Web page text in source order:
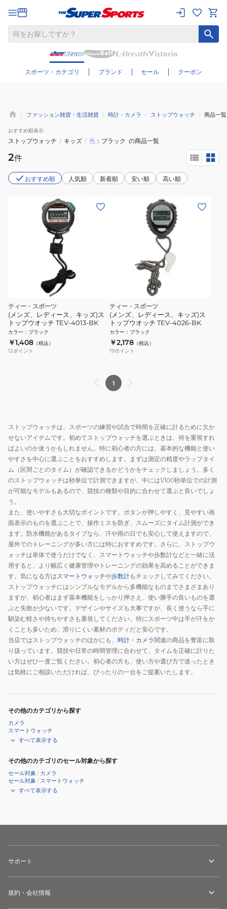
スポーツ・カテゴリ ブランド セール クーポン
さらに絞り込む
ファッション雑貨・生活雑貨 時計・カメラ ストップウォッチ 商品一覧
おすすめ順表示
ストップウォッチ / キッズ / 色 ブラック の商品一覧
2件
おすすめ順 人気順 新着順 安い順 高い順
ティー・スポーツ
(メンズ、レディース、キッズ)ス
トップウオッチ TEV-4013-BK
カラー ： ブラック
￥1,408 （税込）
12ポイント
ティー・スポーツ
(メンズ、レディース、キッズ)ス
トップウオッチ TEV-4026-BK
カラー ： ブラック
￥2,178 （税込）
19ポイント
1
ストップウォッチは、スポーツの練習や試合で時間を正確に計るために欠か
せないアイテムです。初めてストップウォッチを選ぶときは、何を重視すれ
ばよいのか迷うかもしれません。特に初心者の方には、基本的な機能と使い
やすさを中心に選ぶことをおすすめします。まずは測定の精度やラップタイ
ム（区間ごとのタイム）が確認できるかどうかをチェックしましょう。多く
のストップウォッチは秒単位で計測できますが、中には1/100秒単位での計測
が可能なモデルもあるので、競技の種類や目的に合わせて選ぶと良いでしょ
う。
また、使いやすさも大切なポイントです。ボタンが押しやすく、見やすい画
面表示のものを選ぶことで、操作ミスを防ぎ、スムーズにタイム計測ができ
ます。防水機能があるタイプなら、汗や雨の日でも安心して使えますので、
屋外でのトレーニングが多い方には特におすすめです。さらに、ストップウ
ォッチは単体で使うだけでなく、スマートウォッチや歩数計などと一緒に活
用すると、より幅広く健康管理やトレーニングの効果を高めることができま
す。気になる方はスマートウォッチや歩数計もチェックしてみてください。
ストップウォッチにはシンプルなモデルから多機能なものまでさまざまあり
ますが、初心者はまず基本機能をしっかり押さえ、使い勝手の良いものを選
ぶと失敗が少ないです。デザインやサイズも大事ですが、長く使うなら手に
馴染む軽さや持ちやすさも重視してください。特にスポーツ中は手が汗をか
くことも多いため、滑りにくい素材のボディだと安心です。
当店ではストップウォッチのほかにも、 時計・カメラ関連の商品を豊富に取
り扱っています。競技や日常の時間管理に合わせて、タイムを正確に計りた
い方はぜひ一度ご覧ください。初心者の方も、使い方や選び方で迷ったとき
は気軽にご相談いただければ、ぴったりの一台をご提案いたします。
その他のカテゴリから探す
カメラ
スマートウォッチ
すべて表示する
その他のカテゴリのセール対象から探す
セール対象 / カメラ
セール対象 / スマートウォッチ
すべて表示する
サポート
規約・会社情報